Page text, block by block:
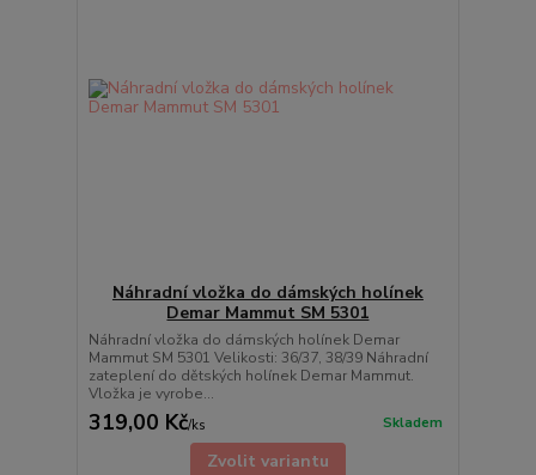
Náhradní vložka do dámských holínek
Demar Mammut SM 5301
Náhradní vložka do dámských holínek Demar
Mammut SM 5301 Velikosti: 36/37, 38/39 Náhradní
zateplení do dětských holínek Demar Mammut.
Vložka je vyrobe...
319,00 Kč/ks Skladem
Zvolit variantu